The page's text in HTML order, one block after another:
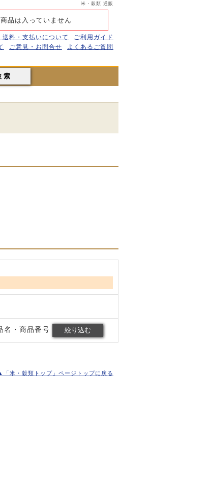
米・穀類 通販
商品は入っていません
ご利用ガイド
送料・支払いについて
よくあるご質問
ご意見・お問合せ
名・商品番号
「米・穀類トップ」ページトップに戻る